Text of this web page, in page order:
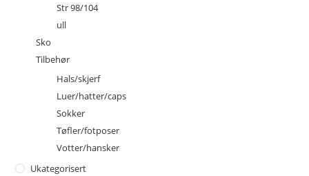
Str 98/104
ull
Sko
Tilbehør
Hals/skjerf
Luer/hatter/caps
Sokker
Tøfler/fotposer
Votter/hansker
Ukategorisert